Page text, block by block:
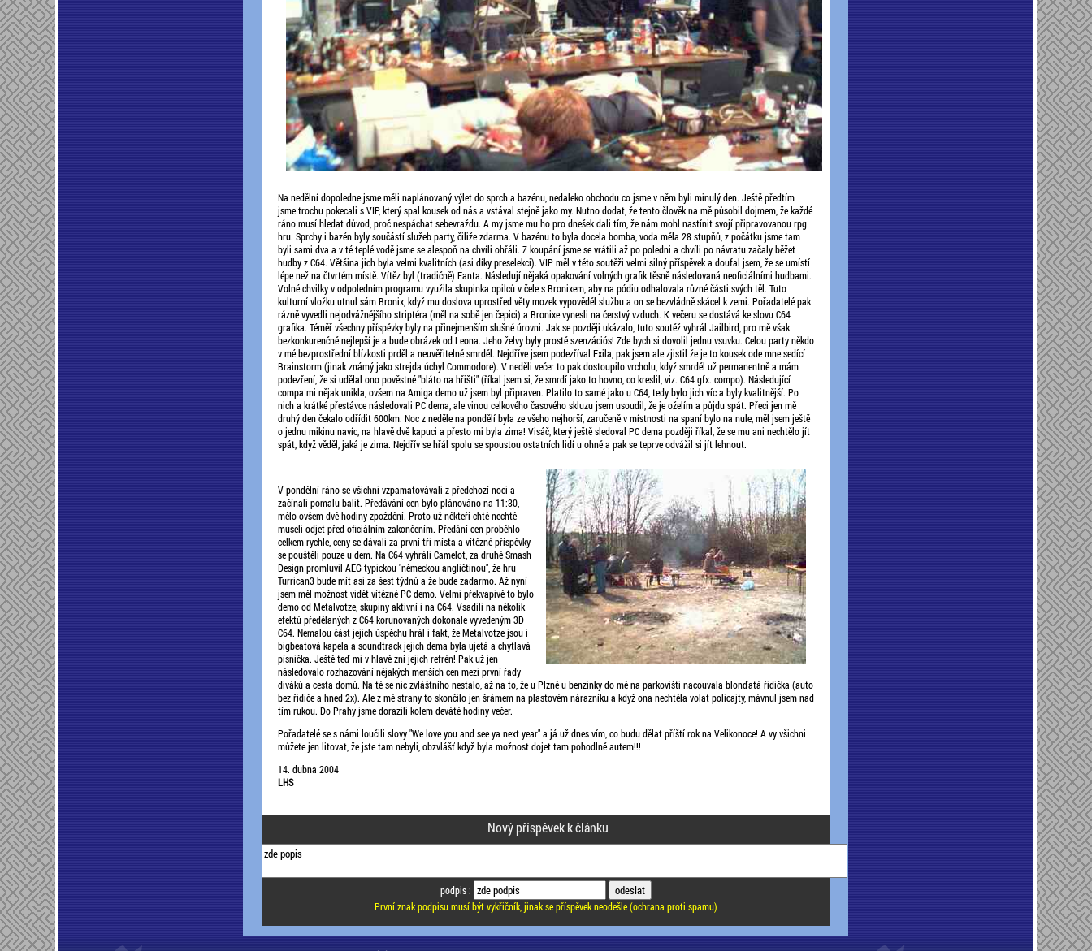
Na nedělní dopoledne jsme měli naplánovaný výlet do sprch a bazénu, nedaleko obchodu co jsme v něm byli minulý den. Ještě předtím
jsme trochu pokecali s VIP, který spal kousek od nás a vstával stejně jako my. Nutno dodat, že tento člověk na mě působil dojmem, že každé
ráno musí hledat důvod, proč nespáchat sebevraždu. A my jsme mu ho pro dnešek dali tím, že nám mohl nastínit svojí připravovanou rpg
hru. Sprchy i bazén byly součástí služeb party, čiliže zdarma. V bazénu to byla docela bomba, voda měla 28 stupňů, z počátku jsme tam
byli sami dva a v té teplé vodě jsme se alespoň na chvíli ohřáli. Z koupání jsme se vrátili až po poledni a chvíli po návratu začaly běžet
hudby z C64. Většina jich byla velmi kvalitních (asi díky preselekci). VIP měl v této soutěži velmi silný příspěvek a doufal jsem, že se umístí
lépe než na čtvrtém místě. Vítěz byl (tradičně) Fanta. Následují nějaká opakování volných grafik těsně následovaná neoficiálními hudbami.
Volné chvilky v odpoledním programu využila skupinka opilců v čele s Bronixem, aby na pódiu odhalovala různé části svých těl. Tuto
kulturní vložku utnul sám Bronix, když mu doslova uprostřed věty mozek vypověděl službu a on se bezvládně skácel k zemi. Pořadatelé pak
rázně vyvedli nejodvážnějšího striptéra (měl na sobě jen čepici) a Bronixe vynesli na čerstvý vzduch. K večeru se dostává ke slovu C64
grafika. Téměř všechny příspěvky byly na přinejmenším slušné úrovni. Jak se později ukázalo, tuto soutěž vyhrál Jailbird, pro mě však
bezkonkurenčně nejlepší je a bude obrázek od Leona. Jeho želvy byly prostě szenzációs! Zde bych si dovolil jednu vsuvku. Celou party někdo
v mé bezprostřední blízkosti prděl a neuvěřitelně smrděl. Nejdříve jsem podezříval Exila, pak jsem ale zjistil že je to kousek ode mne sedící
Brainstorm (jinak známý jako strejda úchyl Commodore). V neděli večer to pak dostoupilo vrcholu, když smrděl už permanentně a mám
podezření, že si udělal ono pověstné "bláto na hřišti" (říkal jsem si, že smrdí jako to hovno, co kreslil, viz. C64 gfx. compo). Následující
compa mi nějak unikla, ovšem na Amiga demo už jsem byl připraven. Platilo to samé jako u C64, tedy bylo jich víc a byly kvalitnější. Po
nich a krátké přestávce následovali PC dema, ale vinou celkového časového skluzu jsem usoudil, že je oželím a půjdu spát. Přeci jen mě
druhý den čekalo odřídit 600km. Noc z neděle na pondělí byla ze všeho nejhorší, zaručeně v místnosti na spaní bylo na nule, měl jsem ještě
o jednu mikinu navíc, na hlavě dvě kapuci a přesto mi byla zima! Visáč, který ještě sledoval PC dema později říkal, že se mu ani nechtělo jít
spát, když věděl, jaká je zima. Nejdřív se hřál spolu se spoustou ostatních lidí u ohně a pak se teprve odvážil si jít lehnout.
V pondělní ráno se všichni vzpamatovávali z předchozí noci a
začínali pomalu balit. Předávání cen bylo plánováno na 11:30,
mělo ovšem dvě hodiny zpoždění. Proto už někteří chtě nechtě
museli odjet před oficiálním zakončením. Předání cen proběhlo
celkem rychle, ceny se dávali za první tři místa a vítězné příspěvky
se pouštěli pouze u dem. Na C64 vyhráli Camelot, za druhé Smash
Design promluvil AEG typickou "německou angličtinou", že hru
Turrican3 bude mít asi za šest týdnů a že bude zadarmo. Až nyní
jsem měl možnost vidět vítězné PC demo. Velmi překvapivě to bylo
demo od Metalvotze, skupiny aktivní i na C64. Vsadili na několik
efektů předělaných z C64 korunovaných dokonale vyvedeným 3D
C64. Nemalou část jejich úspěchu hrál i fakt, že Metalvotze jsou i
bigbeatová kapela a soundtrack jejich dema byla ujetá a chytlavá
písnička. Ještě teď mi v hlavě zní jejich refrén! Pak už jen
následovalo rozhazování nějakých menších cen mezi první řady
diváků a cesta domů. Na té se nic zvláštního nestalo, až na to, že u Plzně u benzinky do mě na parkovišti nacouvala blonďatá řidička (auto
bez řidiče a hned 2x). Ale z mé strany to skončilo jen šrámem na plastovém nárazníku a když ona nechtěla volat policajty, mávnul jsem nad
tím rukou. Do Prahy jsme dorazili kolem deváté hodiny večer.
Pořadatelé se s námi loučili slovy "We love you and see ya next year" a já už dnes vím, co budu dělat příští rok na Velikonoce! A vy všichni
můžete jen litovat, že jste tam nebyli, obzvlášť když byla možnost dojet tam pohodlně autem!!!
14. dubna 2004
LHS
Nový příspěvek k článku
podpis :
První znak podpisu musí být vykřičník, jinak se příspěvek neodešle (ochrana proti spamu)